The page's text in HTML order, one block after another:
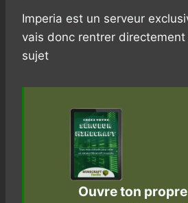
Imperia est un serveur
vais donc rentrer
sujet
Ouvre ton propre